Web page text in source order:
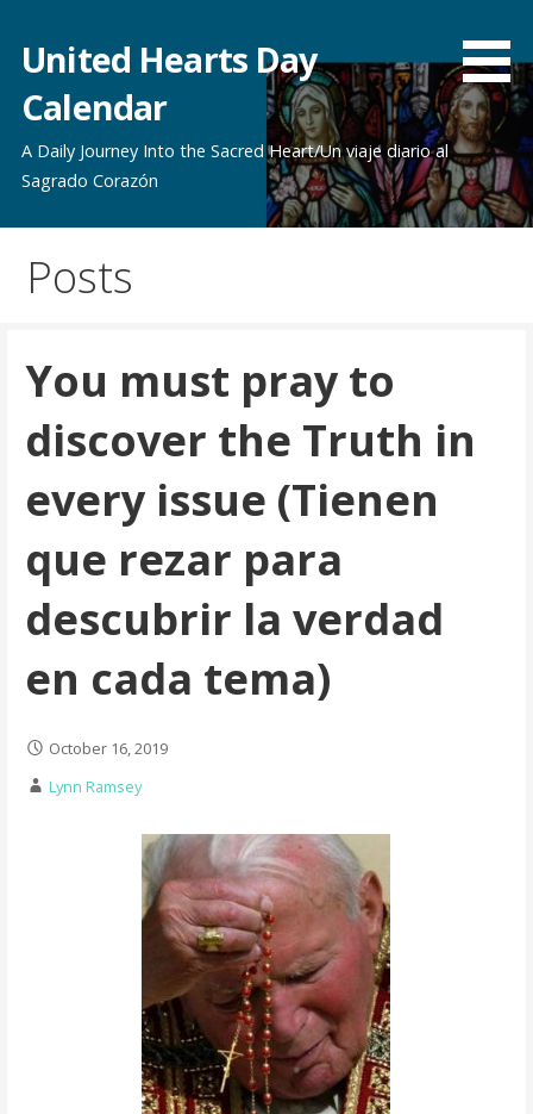
content
United Hearts Day
Calendar
A Daily Journey Into the Sacred Heart/Un viaje diario al
Sagrado Corazón
Posts
You must pray to
discover the Truth in
every issue (Tienen
que rezar para
descubrir la verdad
en cada tema)
October 16, 2019
Lynn Ramsey